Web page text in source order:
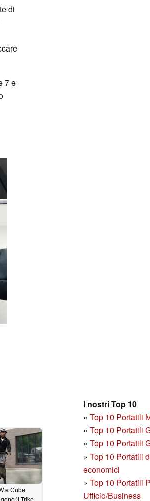
di
7 e
I nostri Top 10
» Top 10 Portatili
» Top 10 Portatili
» Top 10 Portatili
» Top 10 Portatili
economici
» Top 10 Portatili
Ufficio/Business
e Cube